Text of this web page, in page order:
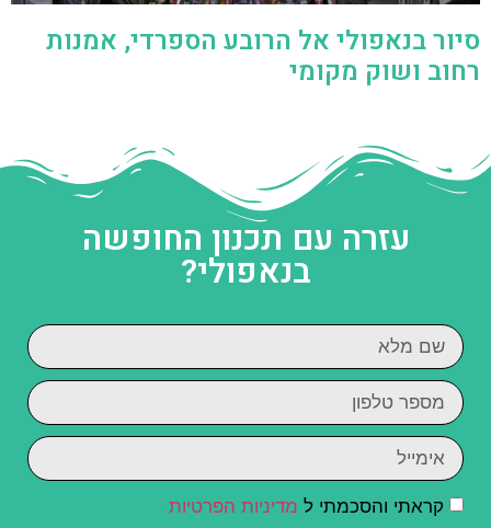
סיור בנאפולי אל הרובע הספרדי, אמנות
רחוב ושוק מקומי
עזרה עם תכנון החופשה
בנאפולי?
קראתי והסכמתי ל מדיניות הפרטיות